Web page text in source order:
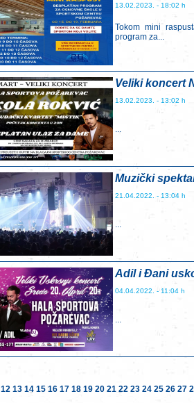
13.02.2023. - 18:02 h
Tokom mini
program za...
Veliki koncert
13.02.2023. - 13:02 h
Muzički
21.04.2022. - 13:04 h
Adil i Đani
04.04.2022. - 11:04 h
12 13 14 15 16 17 18 19 20 21 22 23 24 25 26 27